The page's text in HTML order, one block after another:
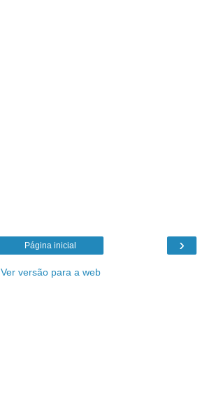
›
Página inicial
Ver versão para a web